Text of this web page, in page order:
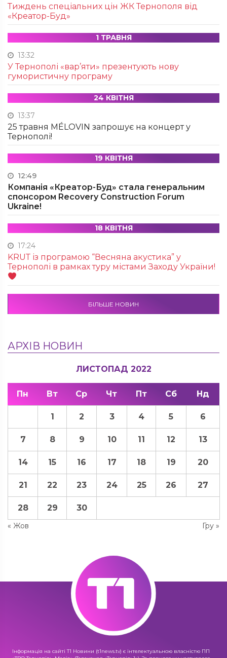
Тиждень спеціальних цін ЖК Тернополя від
«Креатор-Буд»
1 ТРАВНЯ
13:32
У Тернополі «вар’яти» презентують нову
гумористичну програму
24 КВІТНЯ
13:37
25 травня MÉLOVIN запрошує на концерт у
Тернополі!
19 КВІТНЯ
12:49
Компанія «Креатор-Буд» стала генеральним
спонсором Recovery Construction Forum
Ukraine!
18 КВІТНЯ
17:24
KRUТ із програмою “Весняна акустика” у
Тернополі в рамках туру містами Заходу України!
БІЛЬШЕ НОВИН
АРХІВ НОВИН
ЛИСТОПАД 2022
Пн Вт Ср Чт Пт Сб Нд
« Жов Гру »
1 2 3 4 5 6
7 8 9 10 11 12 13
14 15 16 17 18 19 20
21 22 23 24 25 26 27
28 29 30
Інформація на сайті Т1 Новини (t1news.tv) є інтелектуальною власністю ПП